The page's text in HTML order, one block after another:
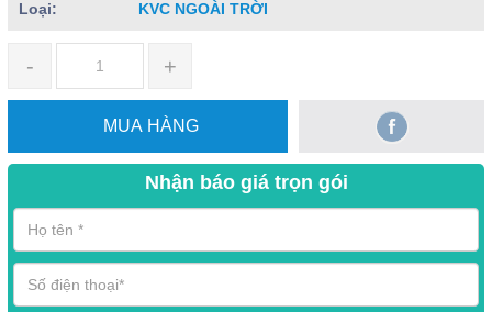
Loại:
KVC NGOÀI TRỜI
- +
MUA HÀNG
Nhận báo giá trọn gói